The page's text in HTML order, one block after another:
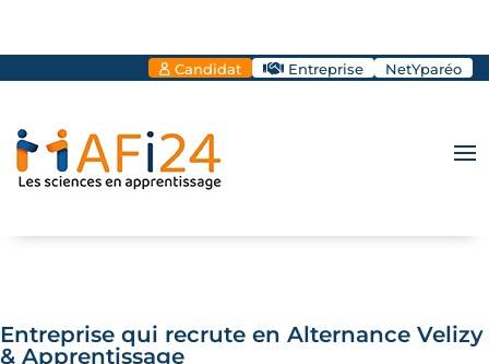
Candidat Entreprise NetYparéo
Entreprise qui recrute en Alternance Velizy
& Apprentissage